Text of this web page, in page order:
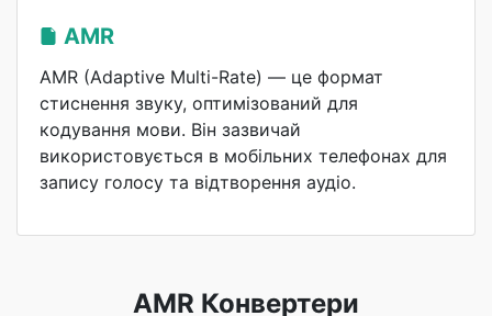
AMR
AMR (Adaptive Multi-Rate) — це формат
стиснення звуку, оптимізований для
кодування мови. Він зазвичай
використовується в мобільних телефонах для
запису голосу та відтворення аудіо.
AMR Конвертери